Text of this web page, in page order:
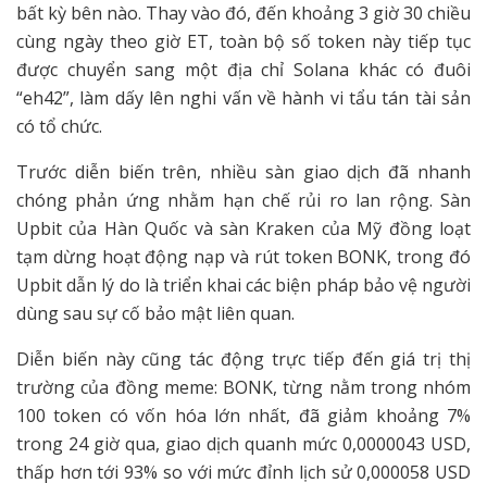
bất kỳ bên nào. Thay vào đó, đến khoảng 3 giờ 30 chiều
cùng ngày theo giờ ET, toàn bộ số token này tiếp tục
được chuyển sang một địa chỉ Solana khác có đuôi
“eh42”, làm dấy lên nghi vấn về hành vi tẩu tán tài sản
có tổ chức.
Trước diễn biến trên, nhiều sàn giao dịch đã nhanh
chóng phản ứng nhằm hạn chế rủi ro lan rộng. Sàn
Upbit của Hàn Quốc và sàn Kraken của Mỹ đồng loạt
tạm dừng hoạt động nạp và rút token BONK, trong đó
Upbit dẫn lý do là triển khai các biện pháp bảo vệ người
dùng sau sự cố bảo mật liên quan.
Diễn biến này cũng tác động trực tiếp đến giá trị thị
trường của đồng meme: BONK, từng nằm trong nhóm
100 token có vốn hóa lớn nhất, đã giảm khoảng 7%
trong 24 giờ qua, giao dịch quanh mức 0,0000043 USD,
thấp hơn tới 93% so với mức đỉnh lịch sử 0,000058 USD